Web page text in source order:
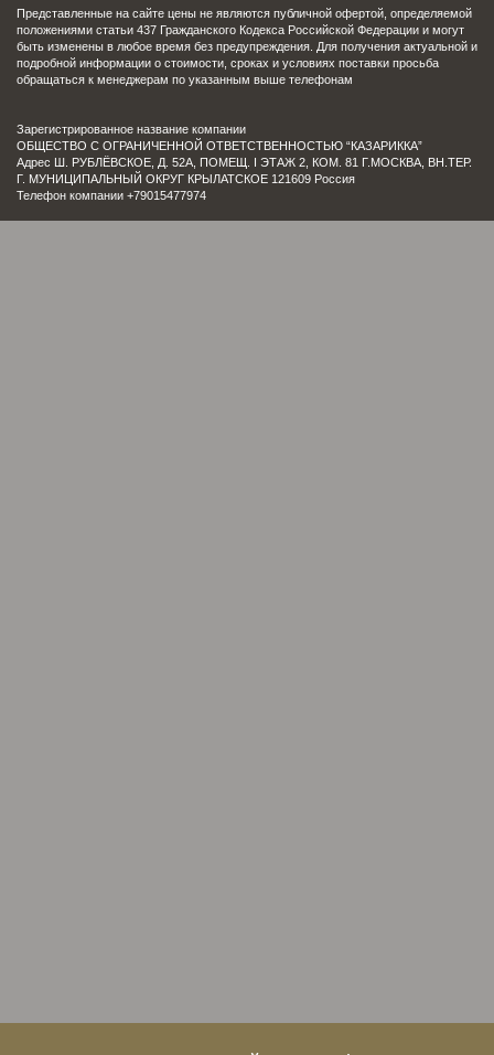
Представленные на сайте цены не являются публичной офертой, определяемой
положениями статьи 437 Гражданского Кодекса Российской Федерации и могут
быть изменены в любое время без предупреждения. Для получения актуальной и
подробной информации о стоимости, сроках и условиях поставки просьба
обращаться к менеджерам по указанным выше телефонам
Зарегистрированное название компании
ОБЩЕСТВО С ОГРАНИЧЕННОЙ ОТВЕТСТВЕННОСТЬЮ “КАЗАРИККА”
Адрес Ш. РУБЛЁВСКОЕ, Д. 52А, ПОМЕЩ. I ЭТАЖ 2, КОМ. 81 Г.МОСКВА, ВН.ТЕР.
Г. МУНИЦИПАЛЬНЫЙ ОКРУГ КРЫЛАТСКОЕ 121609 Россия
Телефон компании +79015477974